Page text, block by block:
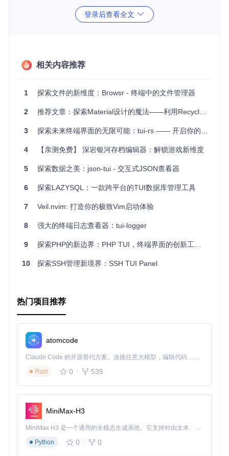
FMAN提供了一系列令人印象深刻的功能，包括：
语法高亮：代码文件预览时，自动进行语法着色。
主题支持
者，都能轻松安装FMAN：
预编译二进制文件 ：直接从 发布页面下载并安装。
v/fman@latest。
通过Homebrew：输入brew install fman/tap/fman
s/j/down将光标向下移动。
w/k/up将光标向上移动。
按下enter使用默认程序打开文件。
按c将选择的入口路径复制到剪贴板。
~/.快速访问家目录。
g跳转到列表顶部，shift+g跳转到底部。
基于优秀技术构建
FMAN背后的强大支撑来自以下项目：
Bubbletea：用于创建命令行应用程序的框架。
Bubblezone
：文件管理的灵感来源。
登录后查看全文
相关内容推荐
1 探索文件的新维度：Browsr - 终端中的文件管理器
2 推荐文章：探索Material设计的魔法——利用RecyclerView与CardView打造惊艳Android应用
3 探索未来终端界面的无限可能：tui-rs —— 开启你的TUI世界之旅
4 【亲测免费】 深岩银河存档编辑器：解锁游戏新维度
5 探索数据之美：json-tui - 交互式JSON查看器
6 探索LAZYSQL：一款跨平台的TUI数据库管理工具
7 Veil.nvim: 打造你的极致Vim启动体验
8 强大的终端日志查看器：tui-logger
9 探索PHP的新边界：PHP TUI，终端界面的创新工具箱
10 探索SSH管理新境界：SSH TUI Panel
热门项目推荐
atomcode
Claude Code 的开源替代方案。连接任意大模型，编辑代码，运行命令，自动验证 — 全自动执行。用 Rust 构建，极致性能。 ｜ An open-source alternative to Claude Code. Connect any LLM, edit code, run commands, and verify changes — autonomously. Built in Rust for speed. Get Started
Rust
0 535
MiniMax-H3
MiniMax H3 是一个通用的全模态生成系统。它支持对由文本、图像、视频和音频组成的多模态上下文进行统一理解，并能生成分辨率高达 2K、时长可达 15 秒的带原生立体声音频的视频。得益于面向任务泛化的系统设计，H3 在预训练阶段就已具备广泛的多模态上下文理解与生成能力，能够出色地执行复杂的多模态指令。
Python
0 0